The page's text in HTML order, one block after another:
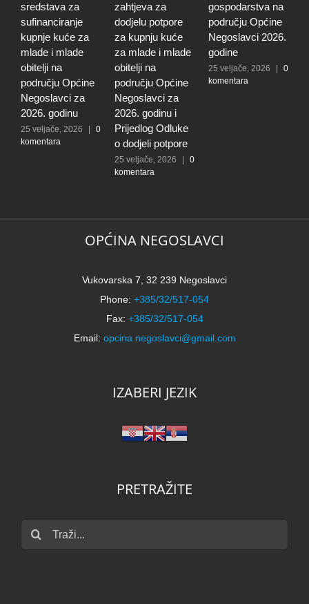
sredstava za
sufinanciranje
kupnje kuće za
mlade i mlade
obitelji na
području Općine
Negoslavci za
2026. godinu
25 veljače, 2026
0
komentara
zahtjeva za
dodjelu potpore
za kupnju kuće
za mlade i mlade
obitelji na
području Općine
Negoslavci za
2026. godinu i
Prijedlog Odluke
o dodjeli potpore
25 veljače, 2026
0
komentara
gospodarstva na
području Općine
Negoslavci 2026.
godine
25 veljače, 2026
0
komentara
OPĆINA NEGOSLAVCI
Vukovarska 7, 32 239 Negoslavci
Phone: +385/32/517-054
Fax: +385/32/517-054
Email: opcina.negoslavci@gmail.com
IZABERI JEZIK
PRETRAŽITE
Traži...